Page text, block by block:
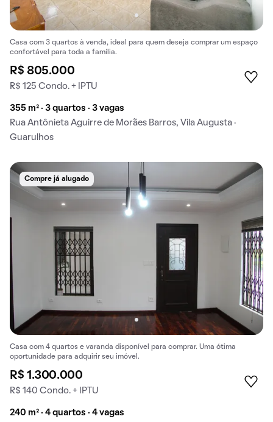
Casa com 3 quartos à venda, ideal para quem deseja comprar um espaço
confortável para toda a família.
R$ 805.000
R$ 125 Condo. + IPTU
355 m² · 3 quartos · 3 vagas
Rua Antônieta Aguirre de Morães Barros, Vila Augusta ·
Guarulhos
Compre já alugado
Casa com 4 quartos e varanda disponível para comprar. Uma ótima
oportunidade para adquirir seu imóvel.
R$ 1.300.000
R$ 140 Condo. + IPTU
240 m² · 4 quartos · 4 vagas